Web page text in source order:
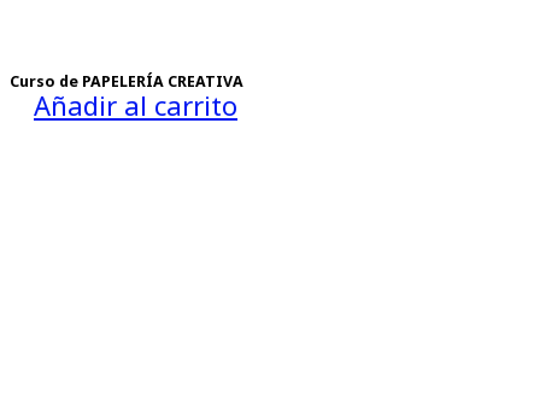
Curso de PAPELERÍA CREATIVA
Añadir al carrito